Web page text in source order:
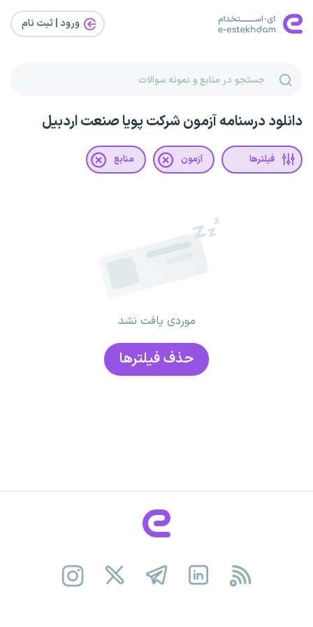
ورود | ثبت‌ نام
دانلود درسنامه آزمون شرکت پویا صنعت اردبیل
فیلترها آزمون منابع
موردی یافت نشد
حذف فیلتر‌ها